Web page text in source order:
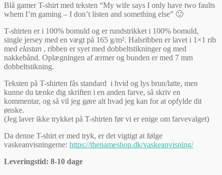
Blå gamer T-shirt med teksten “My wife says I only have two faults
whem I’m gaming – I don’t listen and something else” 🙂
T-shirten er i 100% bomuld og er rundstrikket i 100% bomuld,
single jersey med en vægt på 165 g/m². Halsribben er lavet i 1×1 rib
med elastan , ribben er syet med dobbeltstikninger og med
nakkebånd. Oplægningen af ærmer og bunden er med 7 mm
dobbeltstikning.
Teksten på T-shirten fås standard i hvid og lys brun/latte, men
kunne du tænke dig skriften i en anden farve, så skriv en
kommentar, og så vil jeg gøre alt hvad jeg kan for at opfylde dit
ønske.
(Jeg laver ikke trykket på T-shirten før vi er enige om farvevalget)
Da denne T-shirt er med tryk, er det vigtigt at følge
vaskeanvisningerne: https://thenameshop.dk/vaskeanvisning/
Leveringstid: 8-10 dage